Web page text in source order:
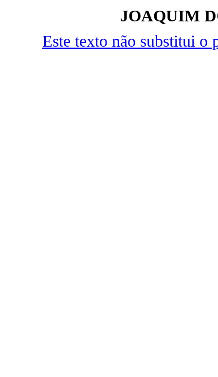
JOAQUIM
Este texto não substitui o